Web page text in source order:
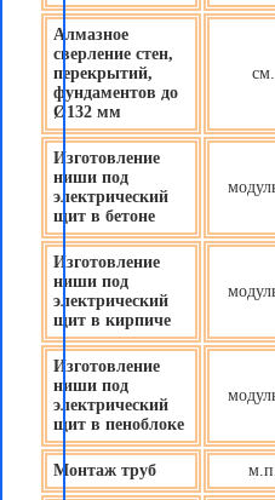
Алмазное
сверление стен,
перекрытий,
фундаментов до
Ø132 мм
см.
Изготовление
ниши под
электрический
щит в бетоне
Изготовление
ниши под
электрический
щит в кирпиче
Изготовление
ниши под
электрический
щит в пеноблоке
Монтаж труб